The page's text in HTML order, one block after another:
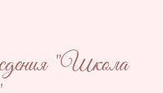
"Школа